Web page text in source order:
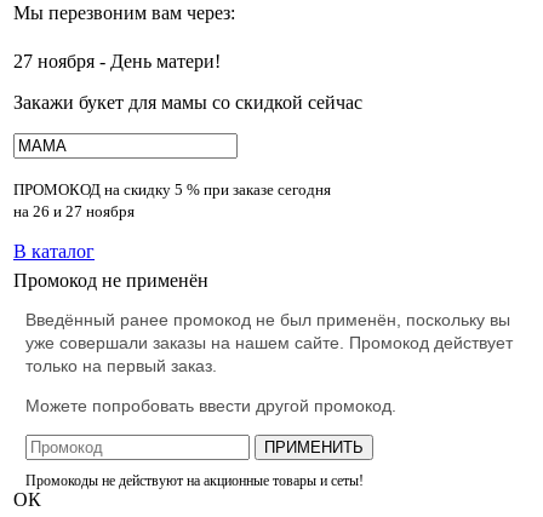
Мы перезвоним вам через:
27 ноября - День матери!
Закажи букет для мамы со скидкой сейчас
ПРОМОКОД на скидку 5 % при заказе сегодня
на 26 и 27 ноября
В каталог
Промокод не применён
Введённый ранее промокод не был применён, поскольку вы
уже совершали заказы на нашем сайте. Промокод действует
только на первый заказ.
Можете попробовать ввести другой промокод.
ПРИМЕНИТЬ
Промокоды не действуют на акционные товары и сеты!
ОК